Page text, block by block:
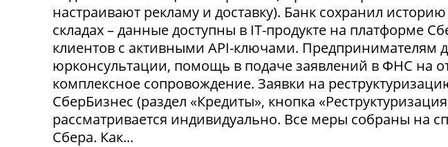
настраивают рекламу и доставку). Банк сохранил
складах – данные доступны в IT-продукте на платформе
клиентов с активными API-ключами. Предпринимателям
юрконсультации, помощь в подаче заявлений в ФНС на
комплексное сопровождение. Заявки на
СберБизнес (раздел «Кредиты», кнопка
рассматривается индивидуально. Все меры собраны на
Сбера. Как...